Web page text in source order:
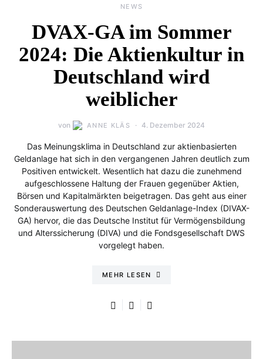
NEWS
DVAX-GA im Sommer
2024: Die Aktienkultur in
Deutschland wird
weiblicher
von ANNE KLÄS 4. Dezember 2024
Das Meinungsklima in Deutschland zur aktienbasierten
Geldanlage hat sich in den vergangenen Jahren deutlich zum
Positiven entwickelt. Wesentlich hat dazu die zunehmend
aufgeschlossene Haltung der Frauen gegenüber Aktien,
Börsen und Kapitalmärkten beigetragen. Das geht aus einer
Sonderauswertung des Deutschen Geldanlage-Index (DIVAX-
GA) hervor, die das Deutsche Institut für Vermögensbildung
und Alterssicherung (DIVA) und die Fondsgesellschaft DWS
vorgelegt haben.
MEHR LESEN